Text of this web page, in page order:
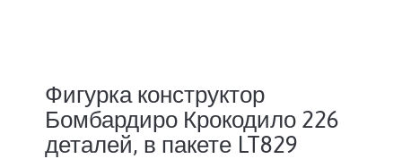
Фигурка конструктор
Бомбардиро Крокодило 226
деталей, в пакете LT829